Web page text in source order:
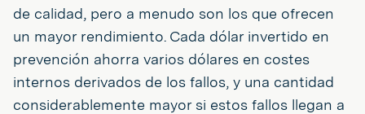
de calidad, pero a menudo son los que ofrecen
un mayor rendimiento. Cada dólar invertido en
prevención ahorra varios dólares en costes
internos derivados de los fallos, y una cantidad
considerablemente mayor si estos fallos llegan a